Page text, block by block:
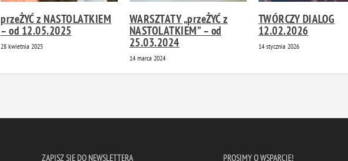
przeŻYĆ z NASTOLATKIEM
– od 12.05.2025
28 kwietnia 2025
WARSZTATY „przeŻYĆ z
NASTOLATKIEM” – od
25.03.2024
14 marca 2024
TWÓRCZY DIALOG
12.02.2026
14 stycznia 2026
ZAPISZ SIĘ DO NEWSLETTERA PROSIMY O WSPARCIE!